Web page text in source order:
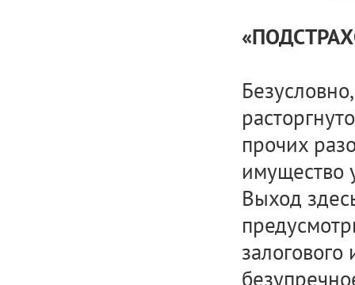
прочих
имущество
Выход